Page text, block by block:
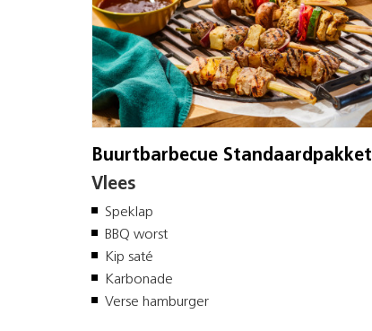
Buurtbarbecue Standaardpakket
Vlees
Speklap
BBQ worst
Kip saté
Karbonade
Verse hamburger